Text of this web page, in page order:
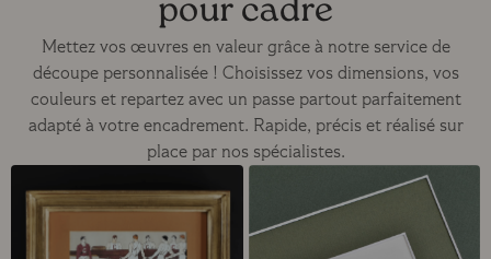
pour cadre
Mettez vos œuvres en valeur grâce à notre service de
découpe personnalisée ! Choisissez vos dimensions, vos
couleurs et repartez avec un passe partout parfaitement
adapté à votre encadrement. Rapide, précis et réalisé sur
place par nos spécialistes.